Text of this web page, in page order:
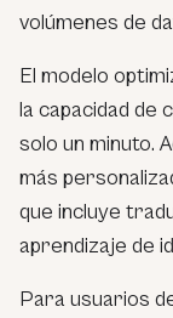
volúmenes de
El modelo
la capacidad de
solo un minuto.
más
que incluye
aprendizaje de
Para usuarios